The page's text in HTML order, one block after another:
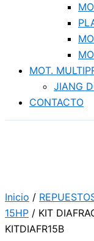
MOT.
JIANG
CONTACTO
Inicio /
15HP / KIT
KITDIAFR15B